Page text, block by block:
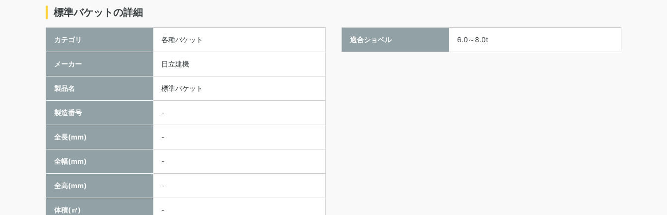
標準バケットの詳細
カテゴリ 各種バケット
メーカー 日立建機
製品名 標準バケット
製造番号 -
全長(mm) -
全幅(mm) -
全高(mm) -
体積(㎥) -
適合ショベル 6.0～8.0t